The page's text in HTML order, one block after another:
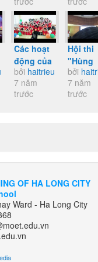
gia Hội
khoẻ Phù
Đổng cấp
trường
nội...
ngoại
khóa
vệ môi
trường
Các hoạt
động của
trường TH
Bãi Cháy
trong năm
bởi haitrieu
7 năm
trước
Hội thi
"Hùng
biện
sách em
yêu"
bởi
7 năm
trước
OF HA LONG CITY
Ward - Ha Long City